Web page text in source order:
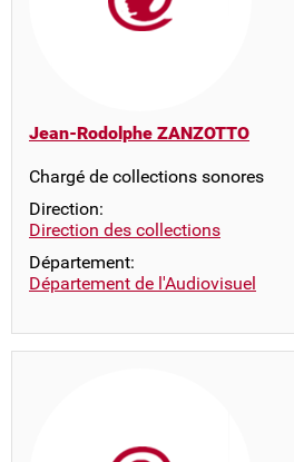
Jean-Rodolphe ZANZOTTO
Chargé de collections sonores
Direction:
Direction des collections
Département:
Département de l'Audiovisuel